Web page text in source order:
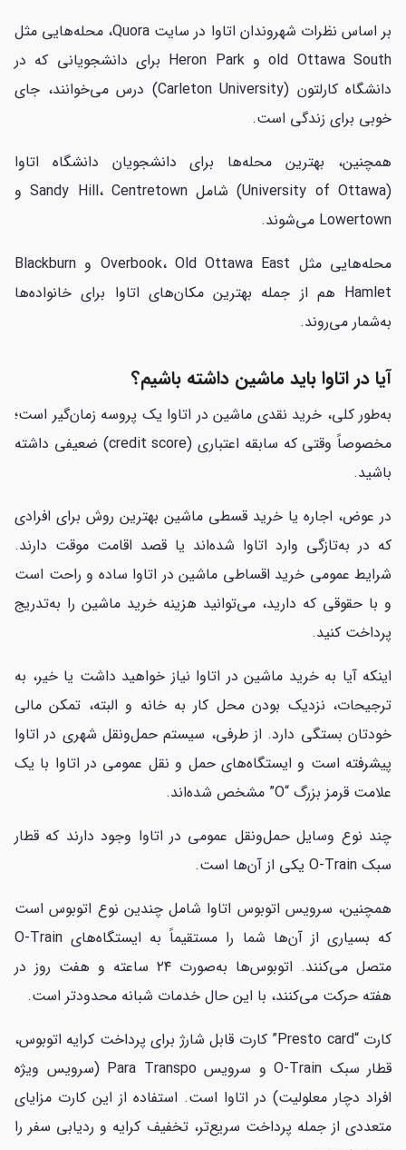
بر اساس نظرات شهروندان اتاوا در سایت Quora، محله‌هایی مثل
old Ottawa South و Heron Park برای دانشجویانی که در
دانشگاه کارلتون (Carleton University) درس می‌خوانند، جای
خوبی برای زندگی است.
همچنین، بهترین محله‌ها برای دانشجویان دانشگاه اتاوا
(University of Ottawa) شامل Sandy Hill، Centretown و
Lowertown می‌شوند.
محله‌هایی مثل Overbook، Old Ottawa East و Blackburn
Hamlet هم از جمله بهترین مکان‌های اتاوا برای خانواده‌ها
به‌شمار می‌روند.
آیا در اتاوا باید ماشین داشته باشیم؟
به‌طور کلی، خرید نقدی ماشین در اتاوا یک پروسه زمان‌گیر است؛
مخصوصاً وقتی که سابقه اعتباری (credit score) ضعیفی داشته
باشید.
در عوض، اجاره یا خرید قسطی ماشین بهترین روش برای افرادی
که در به‌تازگی وارد اتاوا شده‌اند یا قصد اقامت موقت دارند.
شرایط عمومی خرید اقساطی ماشین در اتاوا ساده و راحت است
و با حقوقی که دارید، می‌توانید هزینه خرید ماشین را به‌تدریج
پرداخت کنید.
اینکه آیا به خرید ماشین در اتاوا نیاز خواهید داشت یا خیر، به
ترجیحات، نزدیک بودن محل کار به خانه و البته، تمکن مالی
خودتان بستگی دارد. از طرفی، سیستم حمل‌ونقل شهری در اتاوا
پیشرفته است و ایستگاه‌های حمل و نقل عمومی در اتاوا با یک
علامت قرمز بزرگ “O” مشخص شده‌اند.
چند نوع وسایل حمل‌ونقل عمومی در اتاوا وجود دارند که قطار
سبک O-Train یکی از آن‌ها است.
همچنین، سرویس اتوبوس اتاوا شامل چندین نوع اتوبوس است
که بسیاری از آن‌ها شما را مستقیماً به ایستگاه‌های O-Train
متصل می‌کنند. اتوبوس‌ها به‌صورت ۲۴ ساعته و هفت روز در
هفته حرکت می‌کنند، با این حال خدمات شبانه محدودتر است.
کارت “Presto card” کارت قابل شارژ برای پرداخت کرایه اتوبوس،
قطار سبک O-Train و سرویس Para Transpo (سرویس ویژه
افراد دچار معلولیت) در اتاوا است. استفاده از این کارت مزایای
متعددی از جمله پرداخت سریع‌تر، تخفیف کرایه و ردیابی سفر را